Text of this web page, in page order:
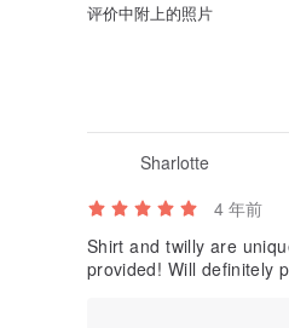
评价中附上的照片
Sharlotte
4 年前
Shirt and twilly are
provided! Will definitely